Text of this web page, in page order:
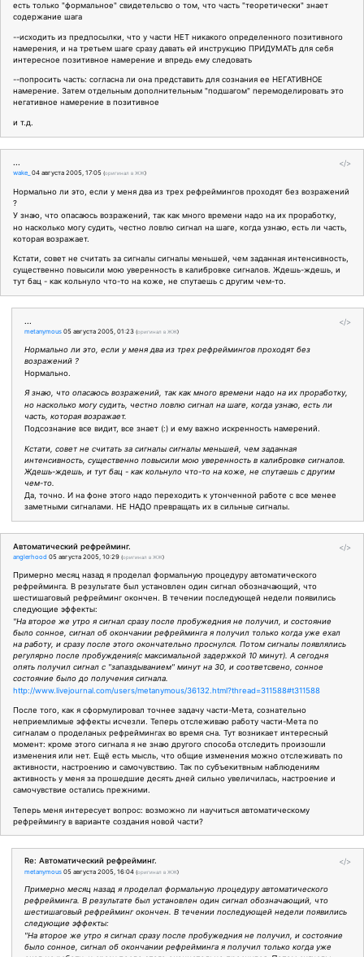
есть только "формальное" свидетельсво о том, что часть "теоретически" знает
содержание шага
--исходить из предпосылки, что у части НЕТ никакого определенного позитивного
намерения, и на третьем шаге сразу давать ей инструкцию ПРИДУМАТЬ для себя
интересное позитивное намерение и впредь ему следовать
--попросить часть: согласна ли она представить для сознания ее НЕГАТИВНОЕ
намерение. Затем отдельным дополнительным "подшагом" перемоделировать это
негативное намерение в позитивное
и т.д.
</>
...
wake_ 04 августа 2005, 17:05 (оригинал в ЖЖ)
Нормально ли это, если у меня два из трех рефреймингов проходят без возражений
?
У знаю, что опасаюсь возражений, так как много времени надо на их проработку,
но насколько могу судить, честно ловлю сигнал на шаге, когда узнаю, есть ли часть,
которая возражает.
Кстати, совет не считать за сигналы сигналы меньшей, чем заданная интенсивность,
существенно повысили мою уверенность в калибровке сигналов. Ждешь-ждешь, и
тут бац - как кольнуло что-то на коже, не спутаешь с другим чем-то.
</>
...
metanymous 05 августа 2005, 01:23 (оригинал в ЖЖ)
Нормально ли это, если у меня два из трех рефреймингов проходят без
возражений ?
Нормально.
Я знаю, что опасаюсь возражений, так как много времени надо на их проработку,
но насколько могу судить, честно ловлю сигнал на шаге, когда узнаю, есть ли
часть, которая возражает.
Подсознание все видит, все знает (:) и ему важно искренность намерений.
Кстати, совет не считать за сигналы сигналы меньшей, чем заданная
интенсивность, существенно повысили мою уверенность в калибровке сигналов.
Ждешь-ждешь, и тут бац - как кольнуло что-то на коже, не спутаешь с другим
чем-то.
Да, точно. И на фоне этого надо переходить к утонченной работе с все менее
заметными сигналами. НЕ НАДО превращать их в сильные сигналы.
</>
Автоматический рефрейминг.
anglerhood 05 августа 2005, 10:29 (оригинал в ЖЖ)
Примерно месяц назад я проделал формальную процедуру автоматического
рефрейминга. В результате был установлен один сигнал обозначающий, что
шестишаговый рефрейминг окончен. В течении последующей недели появились
следующие эффекты:
"На второе же утро я сигнал сразу после пробужедния не получил, и состояние
было сонное, сигнал об окончании рефрейминга я получил только когда уже ехал
на работу, и сразу после этого окончательно проснулся. Потом сигналы появлялись
регулярно после пробуждения(с максимальной задержкой 10 минут). А сегодня
опять получил сигнал с "запаздыванием" минут на 30, и соответсвено, сонное
состояние было до получения сигнала.
http://www.livejournal.com/users/metanymous/36132.html?thread=311588#t311588
После того, как я сформулировал точнее задачу части-Мета, сознательно
неприемлимые эффекты исчезли. Теперь отслеживаю работу части-Мета по
сигналам о проделаных рефреймингах во время сна. Тут возникает интересный
момент: кроме этого сигнала я не знаю другого способа отследить произошли
изменения или нет. Ещё есть мысль, что общие изменения можно отслеживать по
активности, настроению и самочувствию. Так по субъекитвным наблюдениям
активность у меня за прошедшие десять дней сильно увеличилась, настроение и
самочувствие остались прежними.
Теперь меня интересует вопрос: возможно ли научиться автоматическому
рефреймингу в варианте создания новой части?
</>
Re: Автоматический рефрейминг.
metanymous 05 августа 2005, 16:04 (оригинал в ЖЖ)
Примерно месяц назад я проделал формальную процедуру автоматического
рефрейминга. В результате был установлен один сигнал обозначающий, что
шестишаговый рефрейминг окончен. В течении последующей недели появились
следующие эффекты:
"На второе же утро я сигнал сразу после пробужедния не получил, и состояние
было сонное, сигнал об окончании рефрейминга я получил только когда уже